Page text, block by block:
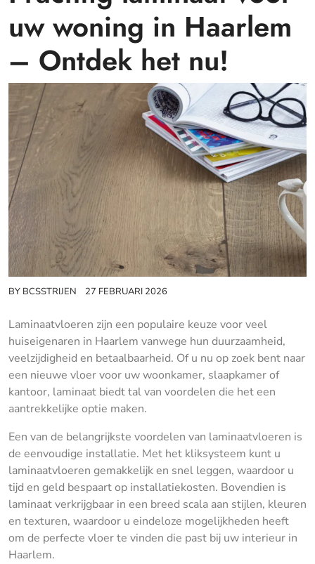
uw woning in Haarlem
– Ontdek het nu!
BY BCSSTRIJEN 27 FEBRUARI 2026
Laminaatvloeren zijn een populaire keuze voor veel
huiseigenaren in Haarlem vanwege hun duurzaamheid,
veelzijdigheid en betaalbaarheid. Of u nu op zoek bent naar
een nieuwe vloer voor uw woonkamer, slaapkamer of
kantoor, laminaat biedt tal van voordelen die het een
aantrekkelijke optie maken.
Een van de belangrijkste voordelen van laminaatvloeren is
de eenvoudige installatie. Met het kliksysteem kunt u
laminaatvloeren gemakkelijk en snel leggen, waardoor u
tijd en geld bespaart op installatiekosten. Bovendien is
laminaat verkrijgbaar in een breed scala aan stijlen, kleuren
en texturen, waardoor u eindeloze mogelijkheden heeft
om de perfecte vloer te vinden die past bij uw interieur in
Haarlem.